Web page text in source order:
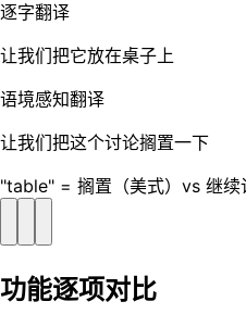
逐字翻译
让我们把它放在桌子上
语境感知翻译
让我们把这个讨论搁置一下
"table" = 搁置（美式）vs 继续
功能逐项对比